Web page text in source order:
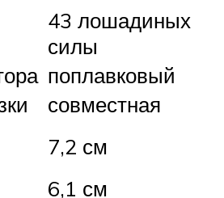
43 лошадиных
силы
поплавковый
совместная
7,2 см
6,1 см